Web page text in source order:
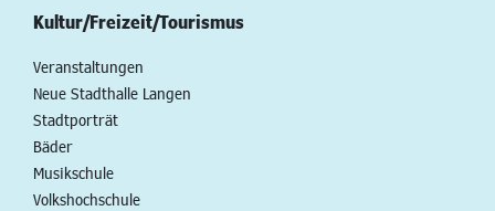
Kultur/Freizeit/Tourismus
Veranstaltungen
Neue Stadthalle Langen
Stadtporträt
Bäder
Musikschule
Volkshochschule